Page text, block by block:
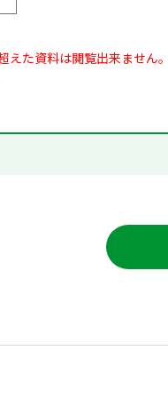
た資料は閲覧出来ません。